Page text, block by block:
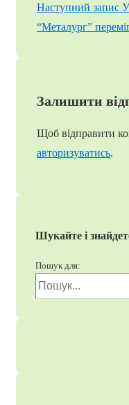
Наступний запис
“Металург”
Залишити
Щоб відправити
авторизуватись.
Шукайте і
Пошук для: